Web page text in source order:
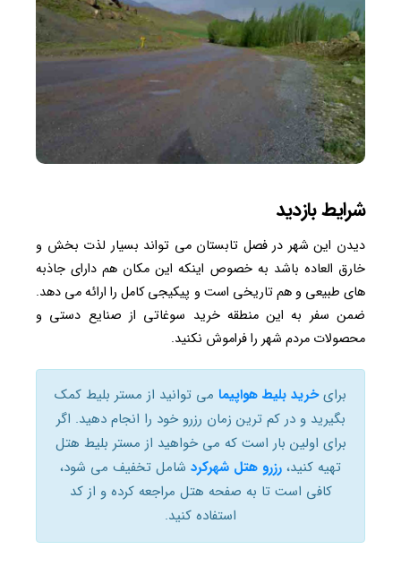
شرایط بازدید
دیدن این شهر در فصل تابستان می تواند بسیار لذت بخش و
خارق العاده باشد به خصوص اینکه این مکان هم دارای جاذبه
های طبیعی و هم تاریخی است و پیکیجی کامل را ارائه می دهد.
ضمن سفر به این منطقه خرید سوغاتی از صنایع دستی و
محصولات مردم شهر را فراموش نکنید.
برایخرید بلیط هواپیما می توانید از مستر بلیط کمک
بگیرید و در کم ترین زمان رزرو خود را انجام دهید. اگر
برای اولین بار است که می خواهید از مستر بلیط هتل
تهیه کنید، رزرو هتل شهرکرد شامل تخفیف می شود،
کافی است تا به صفحه هتل مراجعه کرده و از کد
استفاده کنید.